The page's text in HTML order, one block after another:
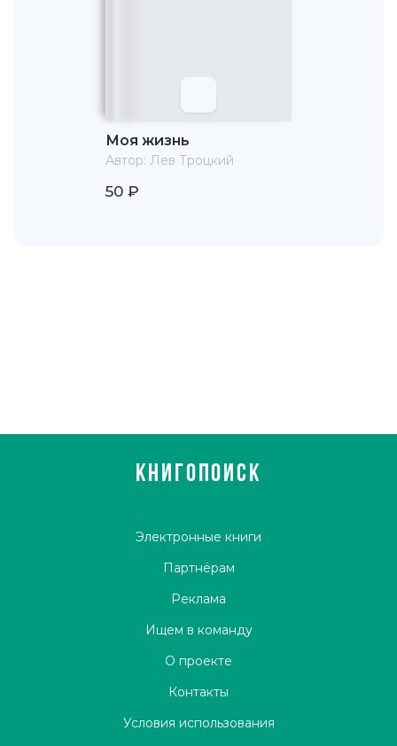
Моя жизнь
Автор: Лев Троцкий
50 ₽
КНИГОПОИСК
Электронные книги
Партнёрам
Реклама
Ищем в команду
О проекте
Контакты
Условия использования